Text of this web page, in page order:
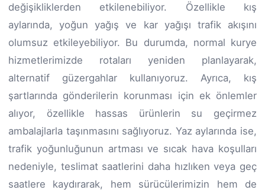
değişikliklerden etkilenebiliyor. Özellikle kış
aylarında, yoğun yağış ve kar yağışı trafik akışını
olumsuz etkileyebiliyor. Bu durumda, normal kurye
hizmetlerimizde rotaları yeniden planlayarak,
alternatif güzergahlar kullanıyoruz. Ayrıca, kış
şartlarında gönderilerin korunması için ek önlemler
alıyor, özellikle hassas ürünlerin su geçirmez
ambalajlarla taşınmasını sağlıyoruz. Yaz aylarında ise,
trafik yoğunluğunun artması ve sıcak hava koşulları
nedeniyle, teslimat saatlerini daha hızlıken veya geç
saatlere kaydırarak, hem sürücülerimizin hem de